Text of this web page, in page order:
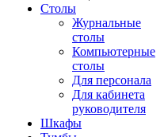
Столы
Журнальные
столы
Компьютерные
столы
Для персонала
Для кабинета
руководителя
Шкафы